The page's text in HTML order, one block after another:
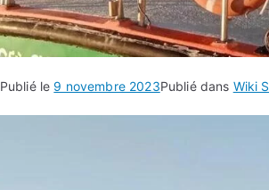
Publié le 9 novembre 2023Publié dans Wiki